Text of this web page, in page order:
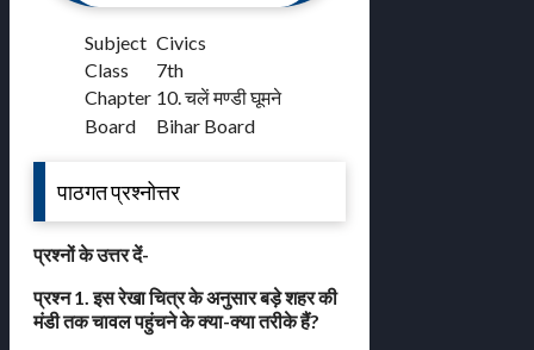
Subject Civics
Class
7th
Chapter 10. चलें मण्डी घूमने
Board
Bihar Board
पाठगत प्रश्नोत्तर
प्रश्नों के उत्तर दें-
प्रश्न 1. इस रेखा चित्र के अनुसार बड़े शहर की
मंडी तक चावल पहुंचने के क्या-क्या तरीके हैं?